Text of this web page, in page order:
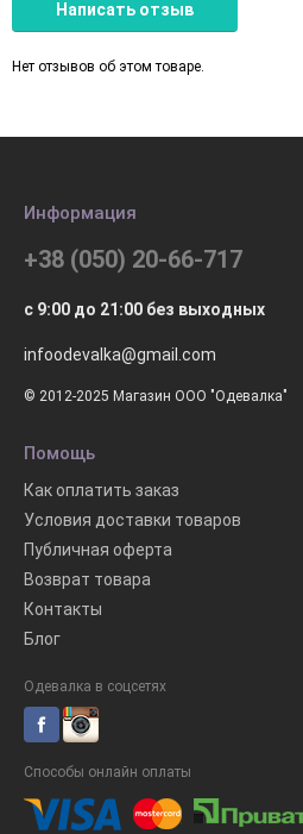
Написать отзыв
Нет отзывов об этом товаре.
Информация
+38 (050) 20-66-717
с 9:00 до 21:00 без выходных
infoodevalka@gmail.com
© 2012-2025 Магазин ООО "Одевалка"
Помощь
Как оплатить заказ
Условия доставки товаров
Публичная оферта
Возврат товара
Контакты
Блог
Одевалка в соцсетях
Способы онлайн оплаты